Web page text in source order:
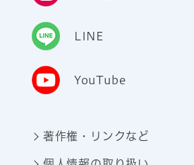
LINE
YouTube
著作権・リンクなど